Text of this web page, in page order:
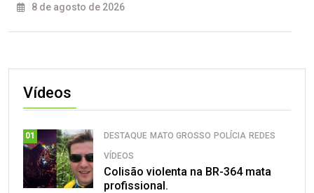
8 de agosto de 2026
Vídeos
01 DESTAQUE MATO GROSSO POLÍCIA REDES
VÍDEOS
Colisão violenta na BR-364 mata
profissional.